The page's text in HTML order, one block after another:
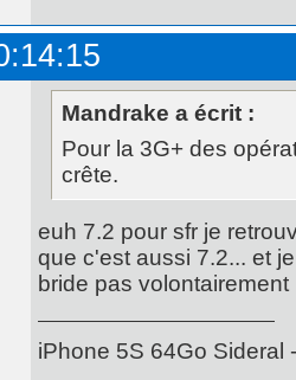
Mandrake a écrit :
Pour la 3G+ des
crête.
euh 7.2 pour sfr je
que c'est aussi 7.2... et
bride pas volontairement
iPhone 5S 64Go Sideral